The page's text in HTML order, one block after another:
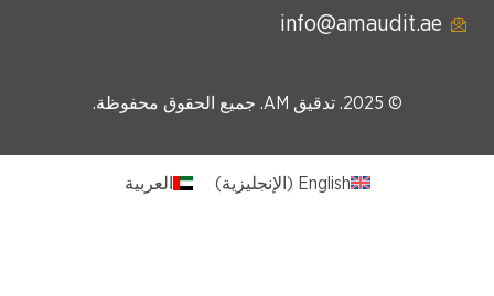
info@amaudit.ae
© 2025. تدقيق AM. جميع الحقوق محفوظة.
English
( الإنجليزية) العربية